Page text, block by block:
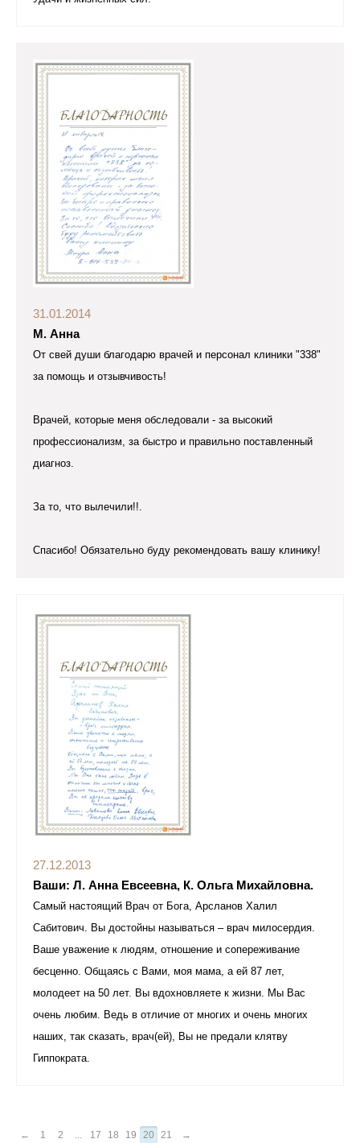
31.01.2014
М. Анна
От свей души благодарю врачей и персонал клиники "338"
за помощь и отзывчивость!
Врачей, которые меня обследовали - за высокий
профессионализм, за быстро и правильно поставленный
диагноз.
За то, что вылечили!!.
Спасибо! Обязательно буду рекомендовать вашу клинику!
27.12.2013
Ваши: Л. Анна Евсеевна, К. Ольга Михайловна.
Самый настоящий Врач от Бога, Арсланов Халил
Сабитович. Вы достойны называться – врач милосердия.
Ваше уважение к людям, отношение и сопереживание
бесценно. Общаясь с Вами, моя мама, а ей 87 лет,
молодеет на 50 лет. Вы вдохновляете к жизни. Мы Вас
очень любим. Ведь в отличие от многих и очень многих
наших, так сказать, врач(ей), Вы не предали клятву
Гиппократа.
← 1 2 ... 17 18 19 20 21 →